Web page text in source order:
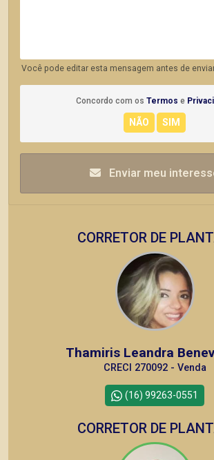
Você pode editar esta mensagem antes de
Concordo com os Termos e
Enviar meu
CORRETOR DE
Thamiris Leandra
CRECI 270092 - Venda
(16) 99263-0551
CORRETOR DE